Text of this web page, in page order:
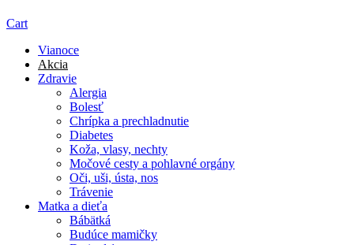
Cart
Vianoce
Akcia
Zdravie
Alergia
Bolesť
Chrípka a prechladnutie
Diabetes
Koža, vlasy, nechty
Močové cesty a pohlavné orgány
Oči, uši, ústa, nos
Trávenie
Matka a dieťa
Bábätká
Budúce mamičky